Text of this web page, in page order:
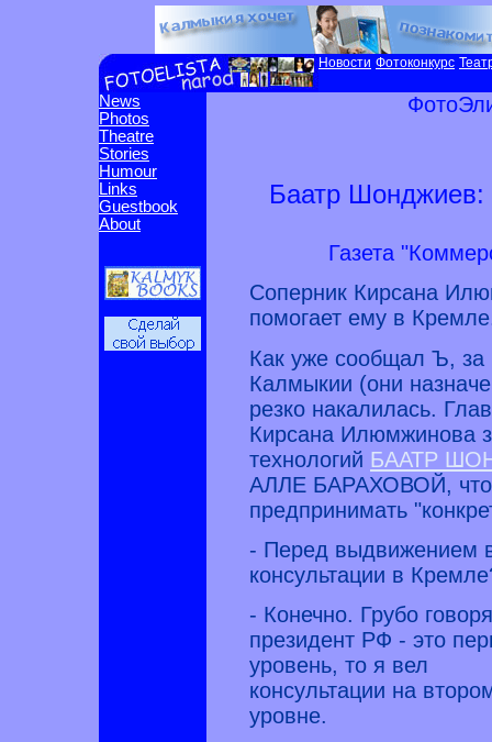
Новости Фотоконкурс
News
Photos
Theatre
Stories
Humour
Links
Guestbook
About
Баатр
Газета
Соперник Кирсана
помогает ему в
Как уже сообщал Ъ, за
Калмыкии (они
резко накалилась.
Кирсана Илюмжинова
технологий БААТР
АЛЛЕ БАРАХОВОЙ, что
предпринимать
- Перед выдвижением
консультации в
- Конечно. Грубо
президент РФ - это
уровень, то я вел
консультации на
уровне.